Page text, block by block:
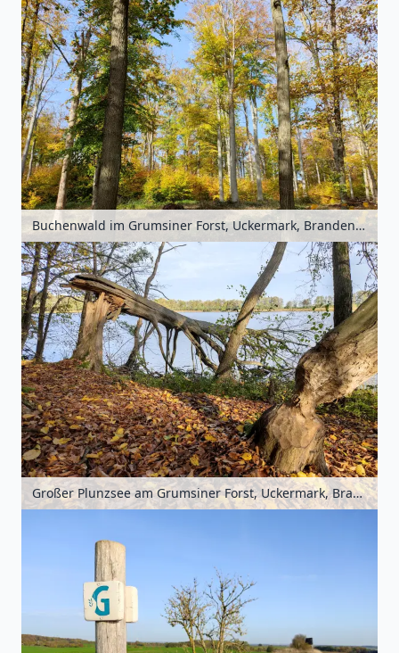
Buchenwald im Grumsiner Forst, Uckermark, Brandenburg, Deutschland
Großer Plunzsee am Grumsiner Forst, Uckermark, Brandenburg, Deutschland